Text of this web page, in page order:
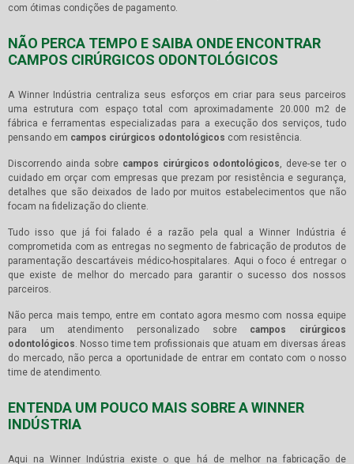
com ótimas condições de pagamento.
NÃO PERCA TEMPO E SAIBA ONDE ENCONTRAR
CAMPOS CIRÚRGICOS ODONTOLÓGICOS
A Winner Indústria centraliza seus esforços em criar para seus parceiros
uma estrutura com espaço total com aproximadamente 20.000 m2 de
fábrica e ferramentas especializadas para a execução dos serviços, tudo
pensando em campos cirúrgicos odontológicos com resistência.
Discorrendo ainda sobre campos cirúrgicos odontológicos , deve-se ter o
cuidado em orçar com empresas que prezam por resistência e segurança,
detalhes que são deixados de lado por muitos estabelecimentos que não
focam na fidelização do cliente.
Tudo isso que já foi falado é a razão pela qual a Winner Indústria é
comprometida com as entregas no segmento de fabricação de produtos de
paramentação descartáveis médico-hospitalares. Aqui o foco é entregar o
que existe de melhor do mercado para garantir o sucesso dos nossos
parceiros.
Não perca mais tempo, entre em contato agora mesmo com nossa equipe
para um atendimento personalizado sobre campos cirúrgicos
odontológicos . Nosso time tem profissionais que atuam em diversas áreas
do mercado, não perca a oportunidade de entrar em contato com o nosso
time de atendimento.
ENTENDA UM POUCO MAIS SOBRE A WINNER
INDÚSTRIA
Aqui na Winner Indústria existe o que há de melhor na fabricação de